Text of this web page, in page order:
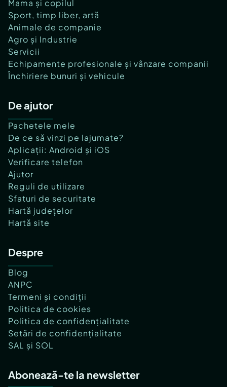
Mama și copilul
Sport, timp liber, artă
Animale de companie
Agro și Industrie
Servicii
Echipamente profesionale și vânzare companii
Închiriere bunuri și vehicule
De ajutor
Pachetele mele
De ce să vinzi pe lajumate?
Aplicații: Android și iOS
Verificare telefon
Ajutor
Reguli de utilizare
Sfaturi de securitate
Hartă județelor
Hartă site
Despre
Blog
ANPC
Termeni și condiții
Politica de cookies
Politica de confidențialitate
Setări de confidențialitate
SAL și SOL
Abonează-te la newsletter